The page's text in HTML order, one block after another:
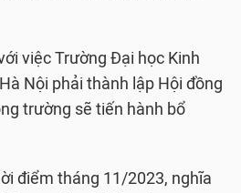
việc Trường Đại học Kinh
Nội phải thành lập Hội đồng
trường sẽ tiến hành bổ
điểm tháng 11/2023, nghĩa